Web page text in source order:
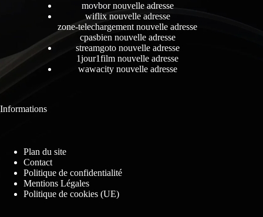
movbor nouvelle adresse
wiflix nouvelle adresse
zone-telechargement nouvelle adresse
cpasbien nouvelle adresse
streamgoto nouvelle adresse
1jour1film nouvelle adresse
wawacity nouvelle adresse
Informations
Plan du site
Contact
Politique de confidentialité
Mentions Légales
Politique de cookies (UE)